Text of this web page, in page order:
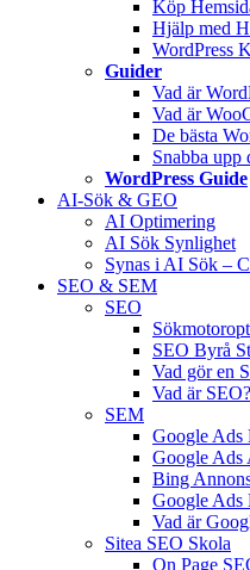
Köp
Hjälp med
WordPress
Guider
Vad är
Vad är
De bästa
Snabba upp
WordPress Guide
AI-Sök & GEO
AI Optimering
AI Sök Synlighet
Synas i AI Sök –
SEO & SEM
SEO
SEO Byrå
Vad gör en
Vad är SEO?
SEM
Google Ads
Google Ads
Bing
Google Ads
Vad är
Sitea SEO Skola
On Page